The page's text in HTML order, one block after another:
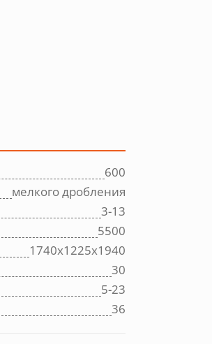
600
мелкого дробления
3-13
5500
1740х1225х1940
30
5-23
36